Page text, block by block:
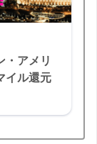
・アメリ
イル還元